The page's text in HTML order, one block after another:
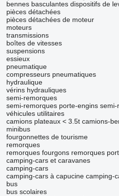
bennes basculantes dispositifs de
pièces détachées
pièces détachées de moteur
moteurs
transmissions
boîtes de vitesses
suspensions
essieux
pneumatique
compresseurs pneumatiques
hydraulique
vérins hydrauliques
semi-remorques
semi-remorques porte-engins semi-
véhicules utilitaires
camions plateaux < 3.5t camions-
minibus
fourgonnettes de tourisme
remorques
remorques fourgons remorques
camping-cars et caravanes
camping-cars
camping-cars à capucine
bus
bus scolaires